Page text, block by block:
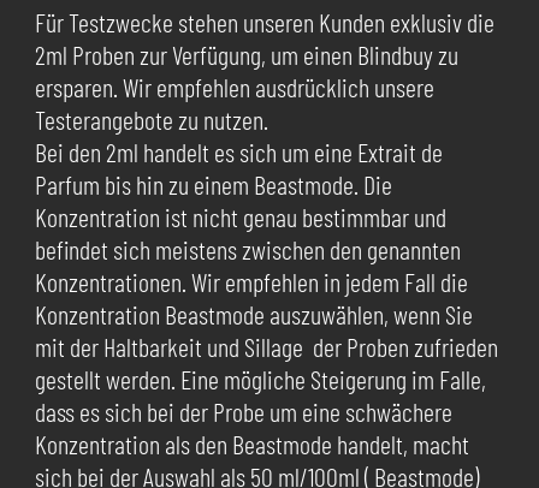
Für Testzwecke stehen unseren Kunden exklusiv die
2ml Proben zur Verfügung, um einen Blindbuy zu
ersparen. Wir empfehlen ausdrücklich unsere
Testerangebote zu nutzen.
Bei den 2ml handelt es sich um eine Extrait de
Parfum bis hin zu einem Beastmode. Die
Konzentration ist nicht genau bestimmbar und
befindet sich meistens zwischen den genannten
Konzentrationen. Wir empfehlen in jedem Fall die
Konzentration Beastmode auszuwählen, wenn Sie
mit der Haltbarkeit und Sillage der Proben zufrieden
gestellt werden. Eine mögliche Steigerung im Falle,
dass es sich bei der Probe um eine schwächere
Konzentration als den Beastmode handelt, macht
sich bei der Auswahl als 50 ml/100ml ( Beastmode)